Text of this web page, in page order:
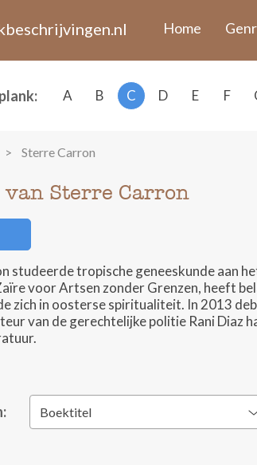
Home
A B C D E F
Sterre Carron
van Sterre Carron
studeerde tropische geneeskunde aan
voor Artsen zonder Grenzen, heeft
zich in oosterse spiritualiteit. In 2013
van de gerechtelijke politie Rani Diaz
Boektitel